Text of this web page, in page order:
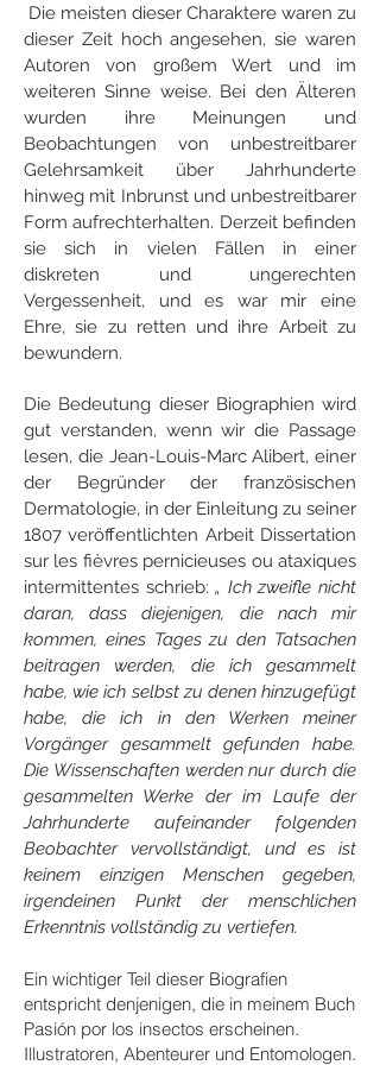
Die meisten dieser Charaktere waren zu
dieser Zeit hoch angesehen, sie waren
Autoren von großem Wert und im
weiteren Sinne weise. Bei den Älteren
wurden ihre Meinungen und
Beobachtungen von unbestreitbarer
Gelehrsamkeit über Jahrhunderte
hinweg mit Inbrunst und unbestreitbarer
Form aufrechterhalten. Derzeit befinden
sie sich in vielen Fällen in einer
diskreten und ungerechten
Vergessenheit, und es war mir eine
Ehre, sie zu retten und ihre Arbeit zu
bewundern.
Die Bedeutung dieser Biographien wird
gut verstanden, wenn wir die Passage
lesen, die Jean-Louis-Marc Alibert, einer
der Begründer der französischen
Dermatologie, in der Einleitung zu seiner
1807 veröffentlichten Arbeit Dissertation
sur les fièvres pernicieuses ou ataxiques
intermittentes schrieb:„ Ich zweifle nicht
daran, dass diejenigen, die nach mir
kommen, eines Tages zu den Tatsachen
beitragen werden, die ich gesammelt
habe, wie ich selbst zu denen hinzugefügt
habe, die ich in den Werken meiner
Vorgänger gesammelt gefunden habe.
Die Wissenschaften werden nur durch die
gesammelten Werke der im Laufe der
Jahrhunderte aufeinander folgenden
Beobachter vervollständigt, und es ist
keinem einzigen Menschen gegeben,
irgendeinen Punkt der menschlichen
Erkenntnis vollständig zu vertiefen.
Ein wichtiger Teil dieser Biografien
entspricht denjenigen, die in meinem Buch
Pasión por los insectos erscheinen.
Illustratoren, Abenteurer und Entomologen.